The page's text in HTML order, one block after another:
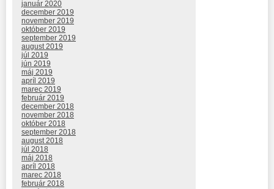
január 2020
december 2019
november 2019
október 2019
september 2019
august 2019
júl 2019
jún 2019
máj 2019
apríl 2019
marec 2019
február 2019
december 2018
november 2018
október 2018
september 2018
august 2018
júl 2018
máj 2018
apríl 2018
marec 2018
február 2018